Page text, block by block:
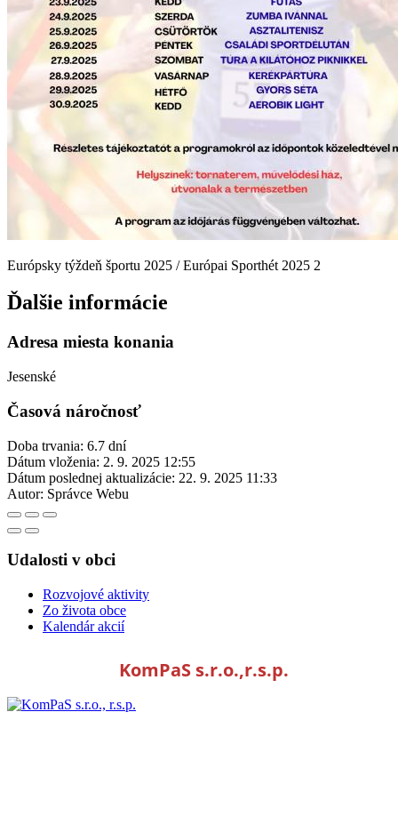
Európsky týždeň športu 2025 / Európai Sporthét 2025 2
Ďalšie informácie
Adresa miesta konania
Jesenské
Časová náročnosť
Doba trvania: 6.7 dní
Dátum vloženia: 2. 9. 2025 12:55
Dátum poslednej aktualizácie: 22. 9. 2025 11:33
Autor: Správce Webu
Udalosti v obci
Rozvojové aktivity
Zo života obce
Kalendár akcií
KomPaS s.r.o.,r.s.p.